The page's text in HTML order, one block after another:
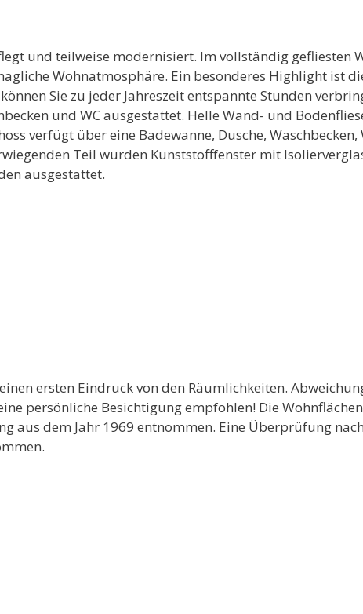
und teilweise modernisiert. Im vollständig gefliesten
Wohnatmosphäre. Ein besonderes Highlight ist
Sie zu jeder Jahreszeit entspannte Stunden
und WC ausgestattet. Helle Wand- und
verfügt über eine Badewanne, Dusche, Waschbecken,
Teil wurden Kunststofffenster mit
ausgestattet.
ersten Eindruck von den Räumlichkeiten.
persönliche Besichtigung empfohlen! Die
aus dem Jahr 1969 entnommen. Eine Überprüfung